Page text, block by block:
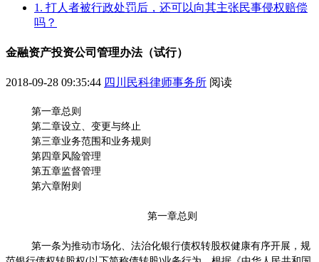
1. 打人者被行政处罚后，还可以向其主张民事侵权赔偿
吗？
金融资产投资公司管理办法（试行）
2018-09-28 09:35:44 四川民科律师事务所 阅读
第一章总则
第二章设立、变更与终止
第三章业务范围和业务规则
第四章风险管理
第五章监督管理
第六章附则
第一章总则
第一条为推动市场化、法治化银行债权转股权健康有序开展，规